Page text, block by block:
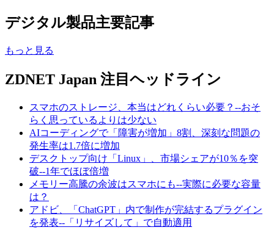
デジタル製品主要記事
もっと見る
ZDNET Japan 注目ヘッドライン
スマホのストレージ、本当はどれくらい必要？--おそ
らく思っているよりは少ない
AIコーディングで「障害が増加」8割、深刻な問題の
発生率は1.7倍に増加
デスクトップ向け「Linux」、市場シェアが10％を突
破--1年でほぼ倍増
メモリー高騰の余波はスマホにも--実際に必要な容量
は？
アドビ、「ChatGPT」内で制作が完結するプラグイン
を発表--「リサイズして」で自動適用